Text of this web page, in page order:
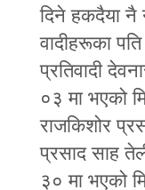
दिने हकदैया नै
वादीहरूका पति
प्रतिवादी
०३ मा भएको
राजकिशोर
प्रसाद साह
३० मा भएको